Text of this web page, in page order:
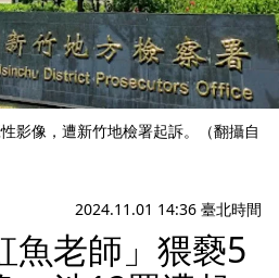
影像，遭新竹地檢署起訴。（翻攝自
2024.11.01 14:36 臺北時間
魚老師」猥褻5